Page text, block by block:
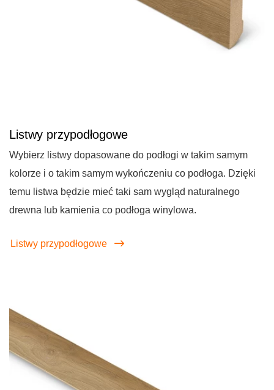
Listwy przypodłogowe
Wybierz listwy dopasowane do podłogi w takim samym
kolorze i o takim samym wykończeniu co podłoga. Dzięki
temu listwa będzie mieć taki sam wygląd naturalnego
drewna lub kamienia co podłoga winylowa.
Listwy przypodłogowe